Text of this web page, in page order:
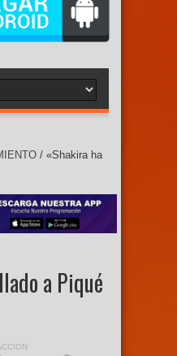
/ «Shakira ha
a Piqué